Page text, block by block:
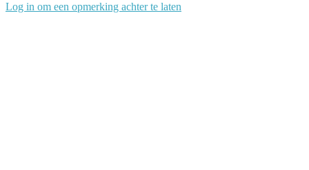
Log in om een opmerking achter te laten